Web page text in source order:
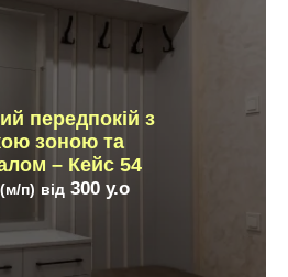
передпокій з
зоною та
– Кейс 54
(м/п) від300 у.о